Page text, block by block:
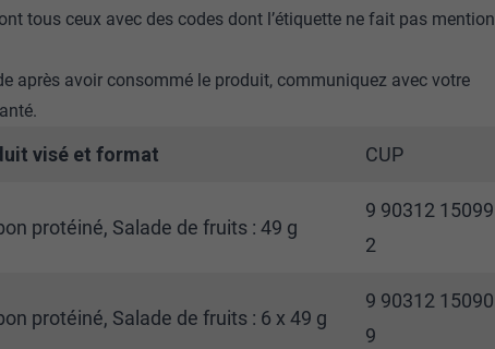
tous ceux avec des codes dont l’étiquette ne fait pas mention
après avoir consommé le produit, communiquez avec votre
visé et format CUP
protéiné, Salade de fruits : 49 g
9 90312 15099
2
protéiné, Salade de fruits : 6 x 49 g
9 90312 15090
9